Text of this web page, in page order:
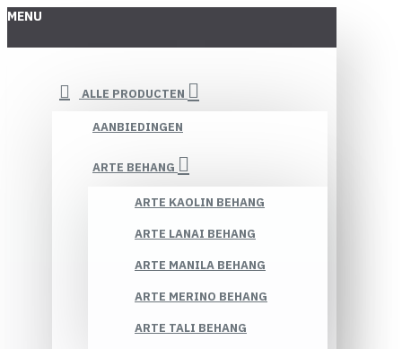
MENU
ALLE PRODUCTEN
AANBIEDINGEN
ARTE BEHANG
ARTE KAOLIN BEHANG
ARTE LANAI BEHANG
ARTE MANILA BEHANG
ARTE MERINO BEHANG
ARTE TALI BEHANG